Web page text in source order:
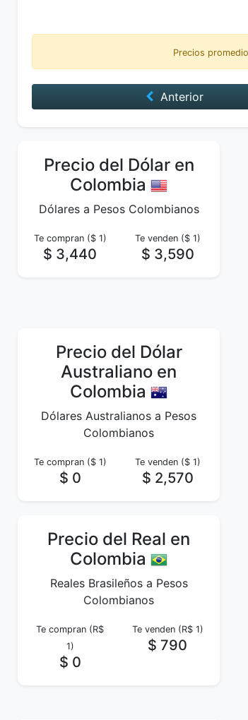
Precios
Anterior
Precio del Dólar en
Colombia
Dólares a Pesos Colombianos
Te compran ($ 1)
$ 3,440
Te venden ($ 1)
$ 3,590
Precio del Dólar
Australiano en
Colombia
Dólares Australianos a Pesos
Colombianos
Te compran ($ 1)
$ 0
Te venden ($ 1)
$ 2,570
Precio del Real en
Colombia
Reales Brasileños a Pesos
Colombianos
Te compran (R$
1)
$ 0
Te venden (R$ 1)
$ 790